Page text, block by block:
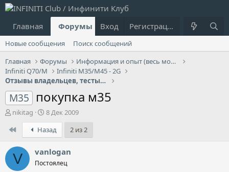
Главная Форумы Что нового?
Вход Регистрация
Новые сообщения
Поиск сообщений
Главная
Форумы
Информация и опыт (весь модельный ряд Infiniti)
Infiniti Q70/M
Infiniti M35/M45 - 2G
Отзывы владельцев, тесты, выбор Infiniti M35/M45
M35 покупка м35
А
т
р
т
nikitag
Д
а
т
а
н
а
ч
8 Дек 2009
Назад 2 из 2
V vanlogan
Постоялец